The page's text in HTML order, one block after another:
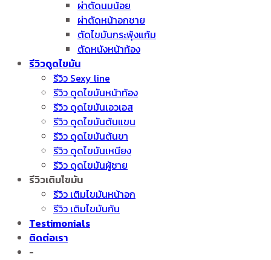
ผ่าตัดนมน้อย
ผ่าตัดหน้าอกชาย
ตัดไขมันกระพุ้งแก้ม
ตัดหนังหน้าท้อง
รีวิวดูดไขมัน
รีวิว Sexy line
รีวิว ดูดไขมันหน้าท้อง
รีวิว ดูดไขมันเอวเอส
รีวิว ดูดไขมันต้นแขน
รีวิว ดูดไขมันต้นขา
รีวิว ดูดไขมันเหนียง
รีวิว ดูดไขมันผู้ชาย
รีวิวเติมไขมัน
รีวิว เติมไขมันหน้าอก
รีวิว เติมไขมันก้น
Testimonials
ติดต่อเรา
-